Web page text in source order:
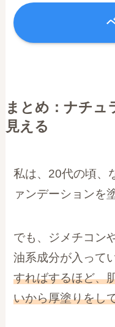
まとめ：ナチュ
見える
私は、20代の頃、
ァンデーションを
でも、ジメチコン
油系成分が入って
すればするほど、
いから厚塗りをし